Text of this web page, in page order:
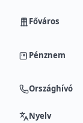
Főváros
Pénznem
Országhívó
Nyelv